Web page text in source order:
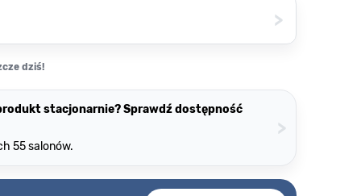
>
dziś!
stacjonarnie? Sprawdź dostępność
55 salonów.
>